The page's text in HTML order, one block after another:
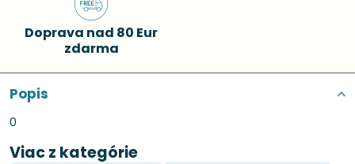
Doprava nad 80 Eur
zdarma
Popis
0
Viac z kategórie